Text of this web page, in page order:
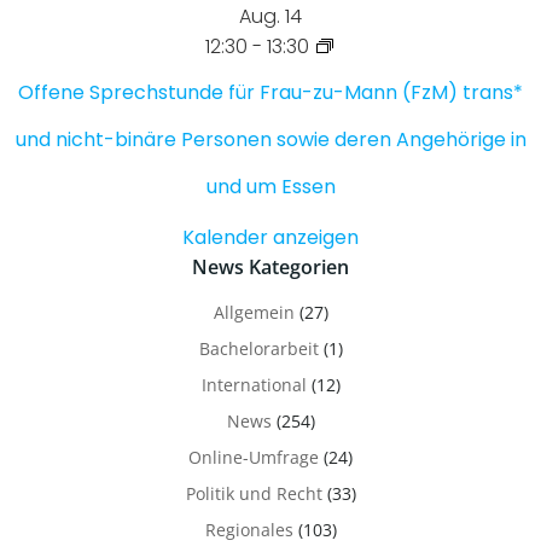
Aug. 14
12:30 - 13:30
Offene Sprechstunde für Frau-zu-Mann (FzM) trans*
und nicht-binäre Personen sowie deren Angehörige in
und um Essen
Kalender anzeigen
News Kategorien
Allgemein (27)
Bachelorarbeit(1)
International (12)
News (254)
Online-Umfrage (24)
Politik und Recht(33)
Regionales (103)